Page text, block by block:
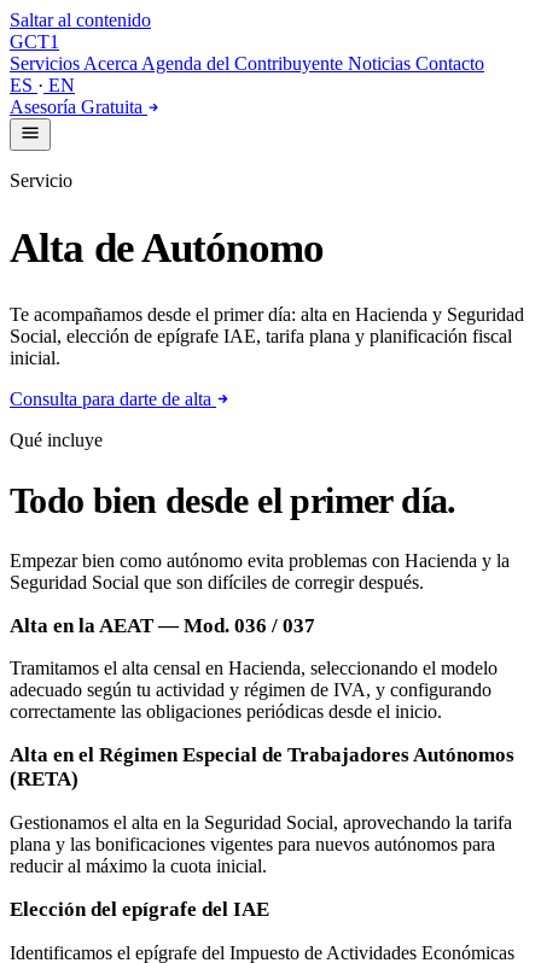
Saltar al contenido
GCT1
Servicios Acerca Agenda del Contribuyente Noticias Contacto
ES · EN
Asesoría Gratuita
Servicio
Alta de Autónomo
Te acompañamos desde el primer día: alta en Hacienda y Seguridad
Social, elección de epígrafe IAE, tarifa plana y planificación fiscal
inicial.
Consulta para darte de alta
Qué incluye
Todo bien desde el primer día.
Empezar bien como autónomo evita problemas con Hacienda y la
Seguridad Social que son difíciles de corregir después.
Alta en la AEAT — Mod. 036 / 037
Tramitamos el alta censal en Hacienda, seleccionando el modelo
adecuado según tu actividad y régimen de IVA, y configurando
correctamente las obligaciones periódicas desde el inicio.
Alta en el Régimen Especial de Trabajadores Autónomos
(RETA)
Gestionamos el alta en la Seguridad Social, aprovechando la tarifa
plana y las bonificaciones vigentes para nuevos autónomos para
reducir al máximo la cuota inicial.
Elección del epígrafe del IAE
Identificamos el epígrafe del Impuesto de Actividades Económicas